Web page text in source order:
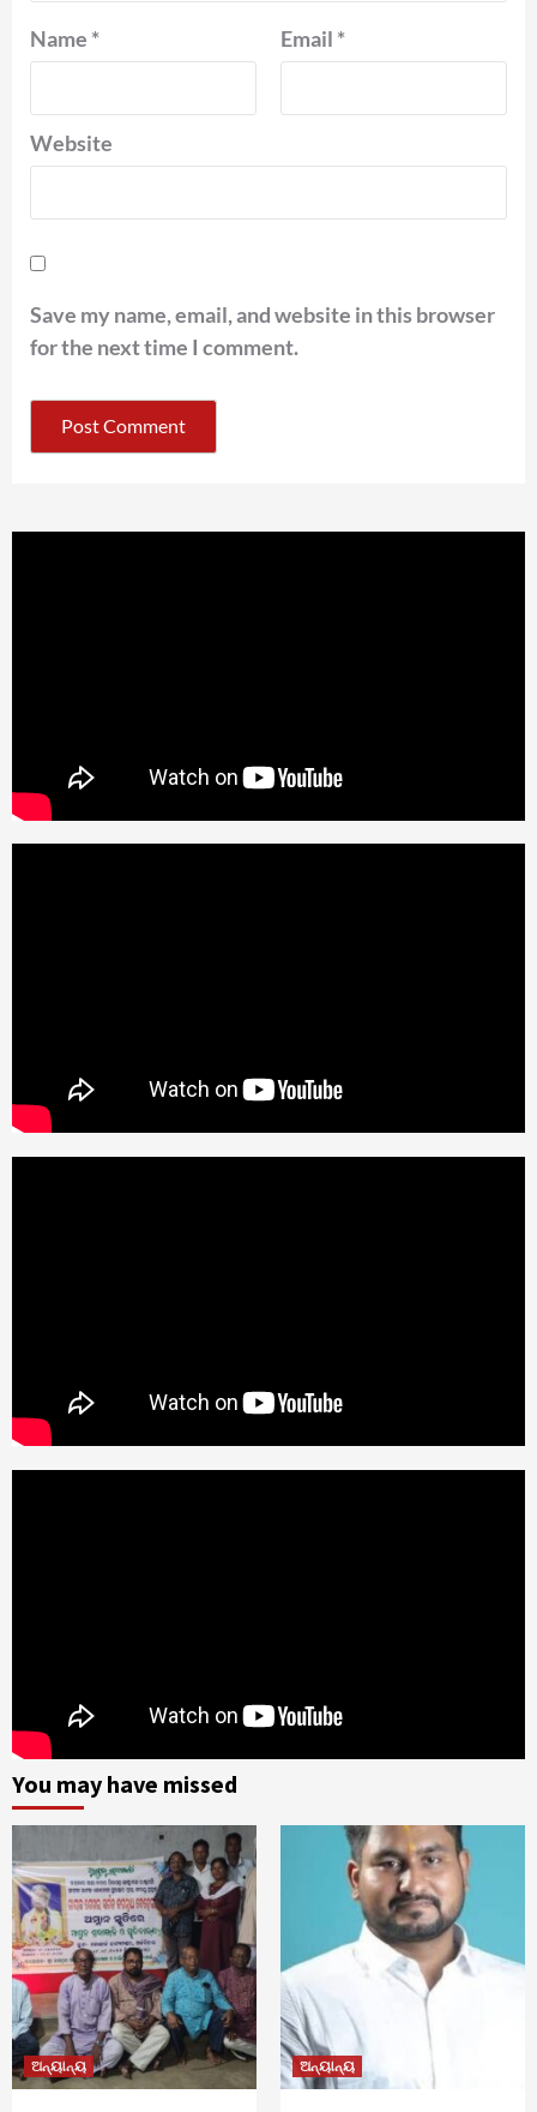
Name * Email *
Website
Save my name, email, and website in this browser
for the next time I comment.
You may have missed
ଅନ୍ୟାନ୍ୟ ଅନ୍ୟାନ୍ୟ